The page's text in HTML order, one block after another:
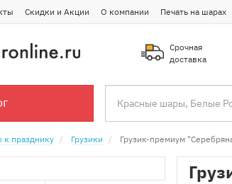
Скидки и Акции О компании Печать на шарах
Срочная
доставка
к празднику Грузики Грузик-премиум